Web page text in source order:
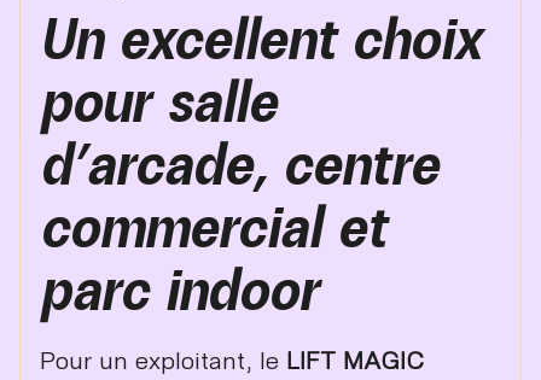
Un excellent choix
pour salle
d’arcade, centre
commercial et
parc indoor
Pour un exploitant, le LIFT MAGIC